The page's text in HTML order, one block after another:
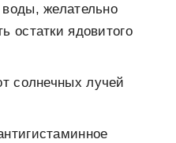
желательно
остатки ядовитого
солнечных лучей